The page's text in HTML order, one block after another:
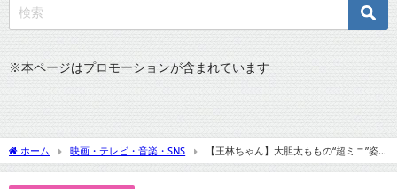
※本ページはプロモーションが含まれています
ホーム 映画・テレビ・音楽・SNS
【王林ちゃん】大胆太ももの“超ミニ”姿
に反響「脚長っ！」「ナイスバディ」』についてTwitterの反応